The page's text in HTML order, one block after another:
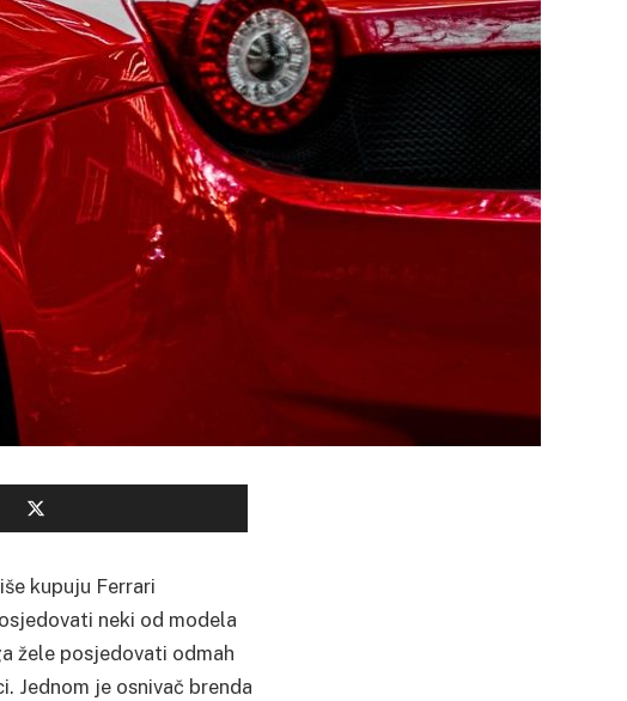
kupuju Ferrari
neki od modela
žele posjedovati odmah
Jednom je osnivač brenda